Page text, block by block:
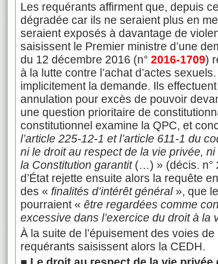
Les requérants affirment que, depuis
dégradée car ils ne seraient plus en
seraient exposés à davantage de
saisissent le Premier ministre d’une
du 12 décembre 2016 (n° 2016-1709)
à la lutte contre l’achat d’actes
implicitement la demande. Ils
annulation pour excès de pouvoir
une question prioritaire de
constitutionnel examine la QPC, et
l’article 225-12-1 et l’article 611-1 du
ni le droit au respect de la vie privée,
la Constitution garantit(…) » (décis. n°
d’État rejette ensuite alors la requête
des « finalités d’intérêt général», que
pourraient « être regardées comme
excessive dans l’exercice du droit à la
À la suite de l’épuisement des voies
requérants saisissent alors la CEDH.